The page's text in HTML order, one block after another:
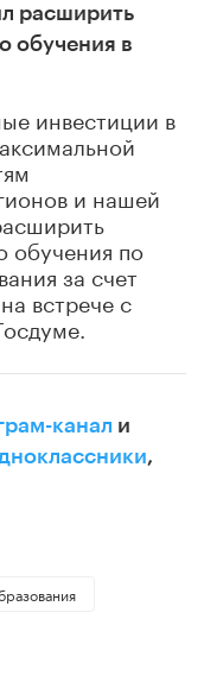
расширить
обучения в
инвестиции в
и нашей
обучения по
за счет
встрече с
канал и
,